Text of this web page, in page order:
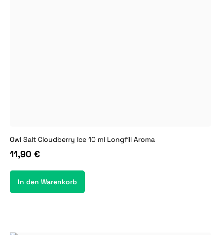
Owl Salt Cloudberry Ice 10 ml Longfill Aroma
11,90 €
In den Warenkorb